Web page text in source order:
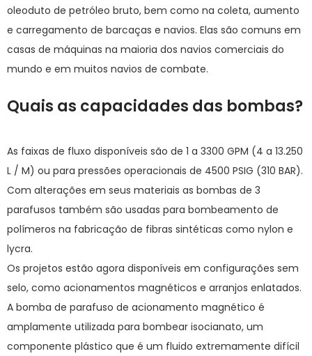
oleoduto de petróleo bruto, bem como na coleta, aumento
e carregamento de barcaças e navios. Elas são comuns em
casas de máquinas na maioria dos navios comerciais do
mundo e em muitos navios de combate.
Quais as capacidades das bombas?
As faixas de fluxo disponíveis são de 1 a 3300 GPM (4 a 13.250
L / M) ou para pressões operacionais de 4500 PSIG (310 BAR).
Com alterações em seus materiais as bombas de 3
parafusos também são usadas para bombeamento de
polímeros na fabricação de fibras sintéticas como nylon e
lycra.
Os projetos estão agora disponíveis em configurações sem
selo, como acionamentos magnéticos e arranjos enlatados.
A bomba de parafuso de acionamento magnético é
amplamente utilizada para bombear isocianato, um
componente plástico que é um fluido extremamente difícil